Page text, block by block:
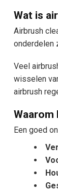
Wat is
Airbrush
onderdelen
Veel
wisselen
airbrush
Een goed